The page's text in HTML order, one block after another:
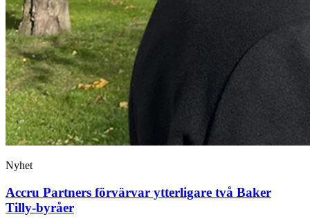
Nyhet
Accru Partners förvärvar ytterligare två Baker
Tilly-byråer